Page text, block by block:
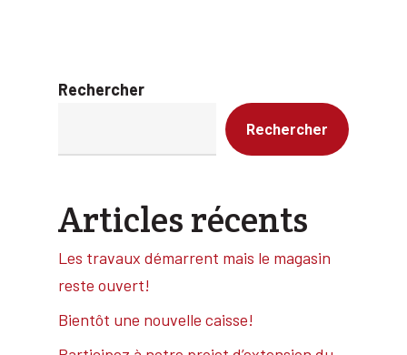
Rechercher
Rechercher
Articles récents
Les travaux démarrent mais le magasin
reste ouvert!
Bientôt une nouvelle caisse!